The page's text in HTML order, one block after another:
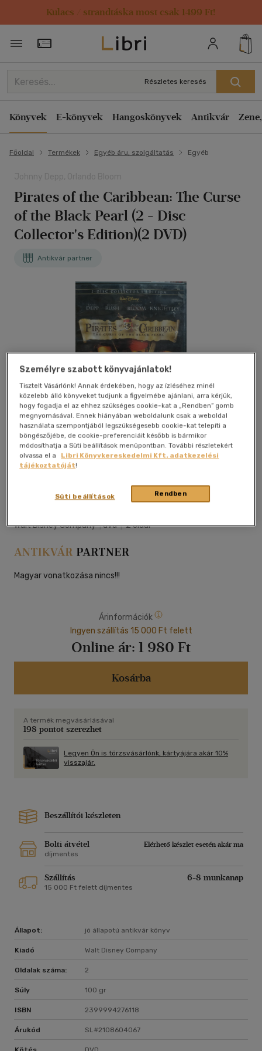
Kulacs / strandtáska most csak 1499 Ft!
Törzsvásárlói Kártya adatai
Részletes keresés
Könyvek E-könyvek Hangoskönyvek Antikvár
Főoldal Termékek Egyéb áru, szolgáltatás Egyéb
Pirates of the Caribbean: The Curse
of the Black Pearl (2 - Disc
Collector's Edition)(2 DVD)
Antikvár partner
Walt Disney Company|dvd|2 oldal
Magyar vonatkozása nincs!!!
Árinformációk
Ingyen szállítás 15 000 Ft felett
Online ár: 1 980 Ft
Kosárba
A termék megvásárlásával
198 pontot szerezhet
Legyen Ön is törzsvásárlónk, kártyájára akár 10%
visszajár.
Beszállítói készleten
Bolti átvétel
Elérhető készlet esetén akár ma
díjmentes
Szállítás 6-8 munkanap
15 000 Ft felett díjmentes
Állapot: jó állapotú antikvár könyv
Kiadó Walt Disney Company
Oldalak száma: 2
Súly 100 gr
ISBN 2399994276118
Árukód SL#2108604067
Személyre szabott könyvajánlatok!
Tisztelt Vásárlónk! Annak érdekében, hogy az ízléséhez minél
közelebb álló könyveket tudjunk a figyelmébe ajánlani, arra kérjük,
hogy fogadja el az ehhez szükséges cookie-kat a „Rendben” gomb
megnyomásával. Ennek hiányában weboldalunk csak a weboldal
használata szempontjából legszükségesebb cookie-kat telepíti a
böngészőjébe, de cookie-preferenciáit később is bármikor
módosíthatja a Süti beállítások menüpontban. További részletekért
olvassa el a
Libri Könyvkereskedelmi Kft. adatkezelési
tájékoztatóját!
Rendben
Süti beállítások